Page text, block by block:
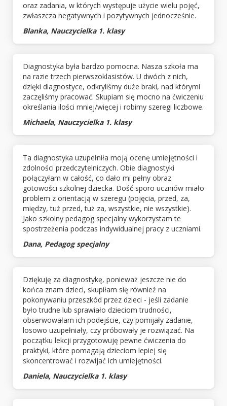
oraz zadania, w których występuje użycie wielu pojęć,
zwłaszcza negatywnych i pozytywnych jednocześnie.
Blanka, Nauczycielka 1. klasy
Diagnostyka była bardzo pomocna. Nasza szkoła ma
na razie trzech pierwszoklasistów. U dwóch z nich,
dzięki diagnostyce, odkryliśmy duże braki, nad którymi
zaczęliśmy pracować. Skupiam się mocno na ćwiczeniu
określania ilości mniej/więcej i robimy szeregi liczbowe.
Michaela, Nauczycielka 1. klasy
Ta diagnostyka uzupełniła moją ocenę umiejętności i
zdolności przedczytelniczych. Obie diagnostyki
połączyłam w całość, co dało mi pełny obraz
gotowości szkolnej dziecka. Dość sporo uczniów miało
problem z orientacją w szeregu (pojęcia, przed, za,
między, tuż przed, tuż za, wszystkie, nie wszystkie).
Jako szkolny pedagog specjalny wykorzystam te
spostrzeżenia podczas indywidualnej pracy z uczniami.
Dana, Pedagog specjalny
Dziękuję za diagnostykę, ponieważ jeszcze nie do
końca znam dzieci, skupiłam się również na
pokonywaniu przeszkód przez dzieci - jeśli zadanie
było trudne lub sprawiało dzieciom trudności,
obserwowałam ich podejście, czy pomijały zadanie,
losowo uzupełniały, czy próbowały je rozwiązać. Na
początku lekcji przygotowuję pewne ćwiczenia do
praktyki, które pomagają dzieciom lepiej się
skoncentrować i rozwijać ich umiejętności.
Daniela, Nauczycielka 1. klasy